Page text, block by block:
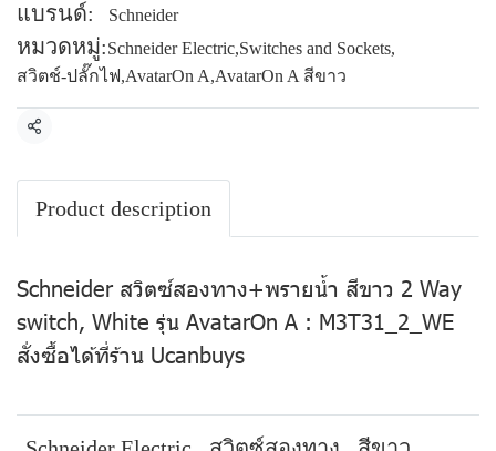
แบรนด์:
Schneider
หมวดหมู่:Schneider Electric,Switches and Sockets,
สวิตช์-ปลั๊กไฟ,AvatarOn A,AvatarOn A สีขาว
แชร์
Product description
Schneider สวิตซ์สองทาง+พรายน้ำ สีขาว 2 Way
switch, White รุ่น AvatarOn A : M3T31_2_WE
สั่งซื้อได้ที่ร้าน Ucanbuys